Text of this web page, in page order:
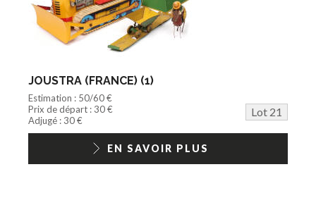
JOUSTRA (FRANCE) (1)
Estimation : 50/60 €
Prix de départ : 30 €
Lot 21
Adjugé : 30 €
EN SAVOIR PLUS